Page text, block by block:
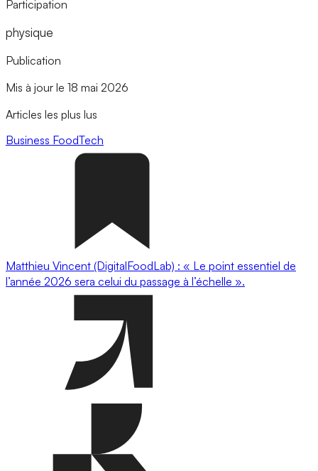
Participation
physique
Publication
Mis à jour le 18 mai 2026
Articles les plus lus
Business FoodTech
Matthieu Vincent (DigitalFoodLab) : « Le point essentiel de
l’année 2026 sera celui du passage à l’échelle ».